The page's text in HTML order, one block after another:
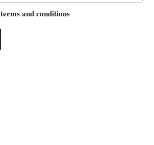
terms and conditions